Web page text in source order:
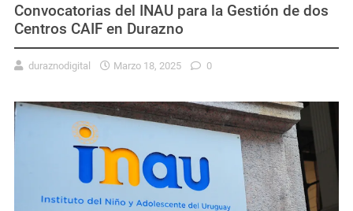
Convocatorias del INAU para la Gestión de dos
Centros CAIF en Durazno
duraznodigital Marzo 18, 2025 0